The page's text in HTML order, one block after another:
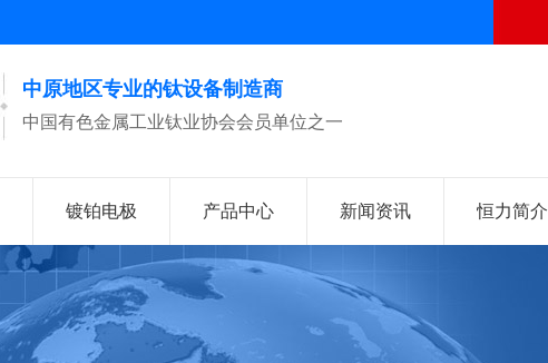
中原地区专业的钛设备制造商
中国有色金属工业钛业协会会员单位之一
镀铂电极 产品中心 新闻资讯 恒力简介